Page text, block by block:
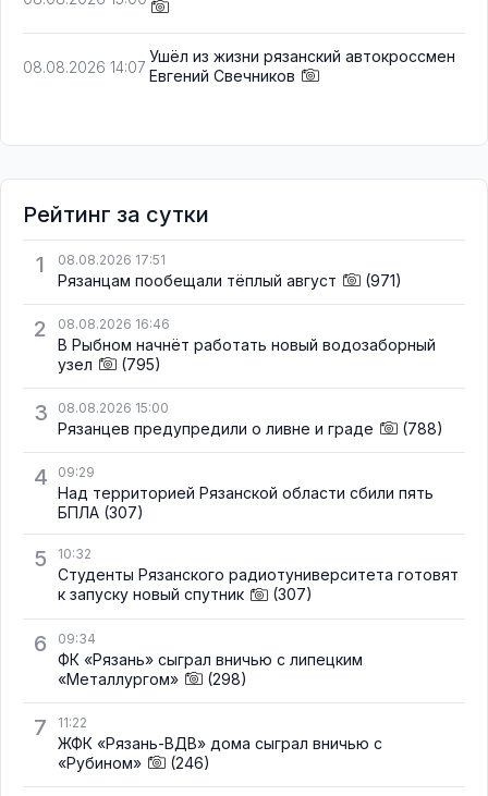
08.08.2026 14:07
Ушёл из жизни рязанский автокроссмен
Евгений Свечников
Рейтинг за сутки
1
08.08.2026 17:51
Рязанцам пообещали тёплый август (971)
2 08.08.2026 16:46
В Рыбном начнёт работать новый водозаборный
узел
(795)
3 08.08.2026 15:00
Рязанцев предупредили о ливне и граде (788)
4 09:29
Над территорией Рязанской области сбили пять
БПЛА (307)
5 10:32
Студенты Рязанского радиотуниверситета готовят
к запуску новый спутник
(307)
6 09:34
ФК «Рязань» сыграл вничью с липецким
«Металлургом»
(298)
7 11:22
ЖФК «Рязань-ВДВ» дома сыграл вничью с
«Рубином»
(246)